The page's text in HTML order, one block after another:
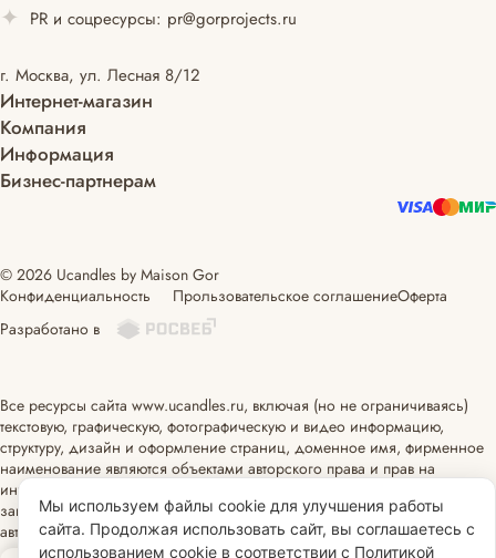
PR и соцресурсы: pr@gorprojects.ru
г. Москва, ул. Лесная 8/12
Интернет-магазин
Компания
Информация
Бизнес-партнерам
© 2026 Ucandles by Maison Gor
Конфиденциальность
Прользовательское соглашениеОферта
Разработано в
Все ресурсы сайта www.ucandles.ru, включая (но не ограничиваясь)
текстовую, графическую, фотографическую и видео информацию,
структуру, дизайн и оформление страниц, доменное имя, фирменное
наименование являются объектами авторского права и прав на
интеллектуальную собственность, защищены российским
законодательством и международными соглашениями об охране
авторских прав.Читать далее
Мы используем файлы cookie для улучшения работы
сайта. Продолжая использовать сайт, вы соглашаетесь с
использованием cookie в соответствии с Политикой